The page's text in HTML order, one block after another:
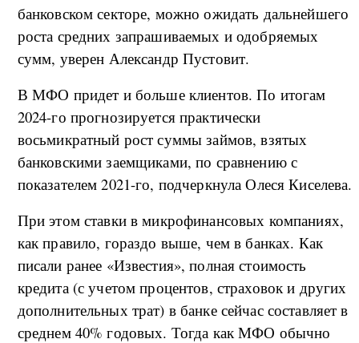
банковском секторе, можно ожидать дальнейшего
роста средних запрашиваемых и одобряемых
сумм, уверен Александр Пустовит.
В МФО придет и больше клиентов. По итогам
2024-го прогнозируется практически
восьмикратный рост суммы займов, взятых
банковскими заемщиками, по сравнению с
показателем 2021-го, подчеркнула Олеся Киселева.
При этом ставки в микрофинансовых компаниях,
как правило, гораздо выше, чем в банках. Как
писали ранее «Известия», полная стоимость
кредита (с учетом процентов, страховок и других
дополнительных трат) в банке сейчас составляет в
среднем 40% годовых. Тогда как МФО обычно